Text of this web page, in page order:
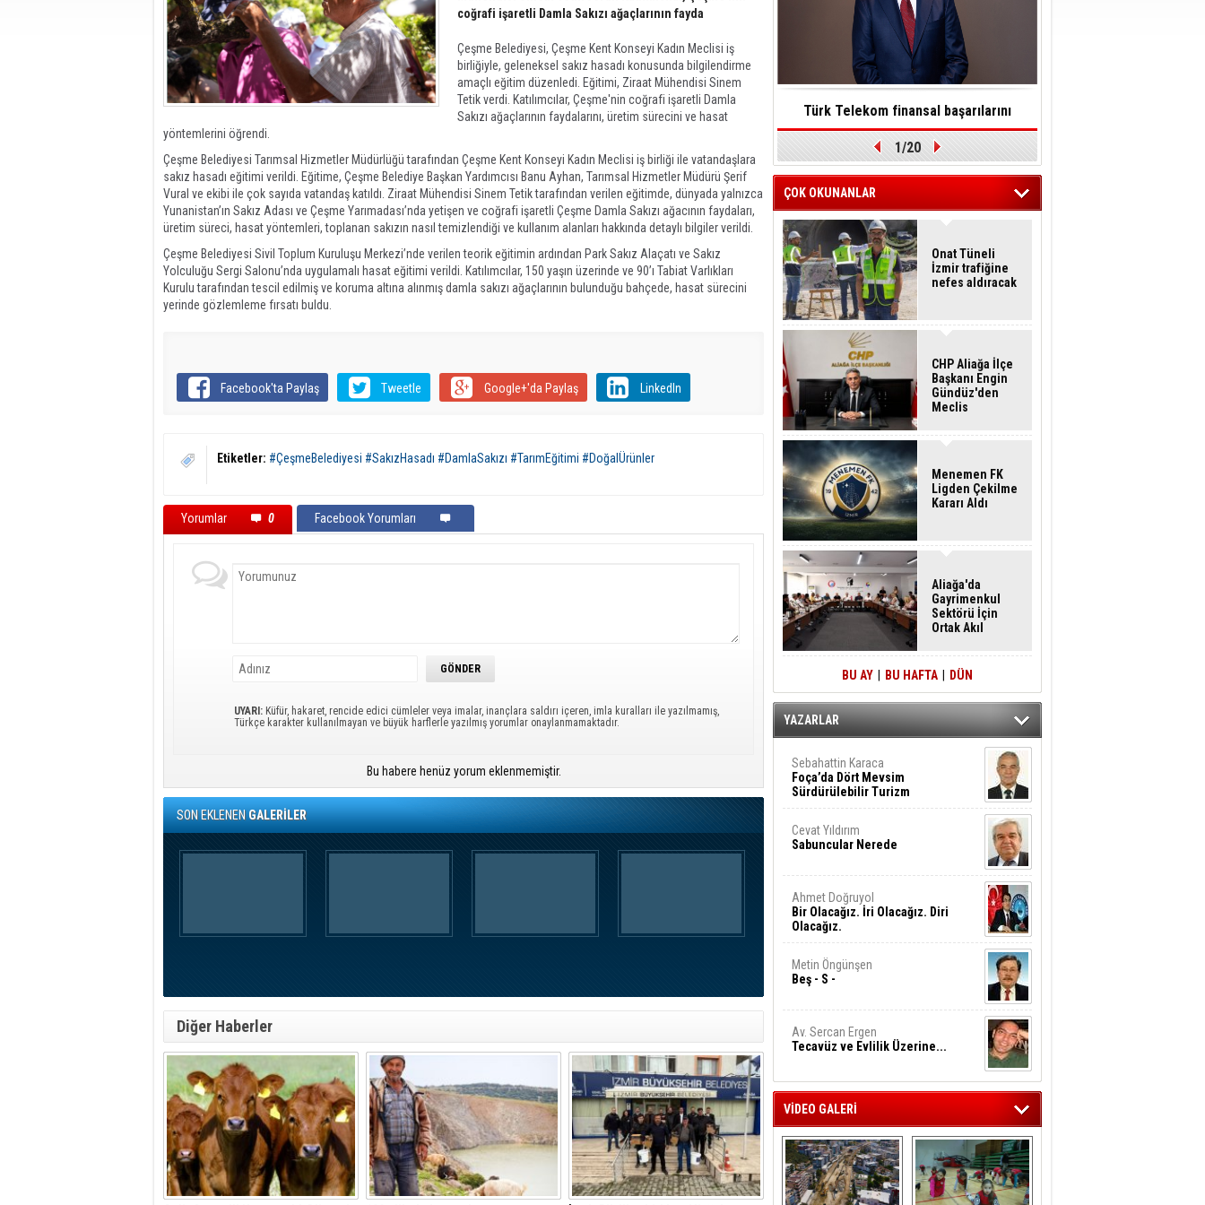
coğrafi işaretli Damla Sakızı ağaçlarının fayda
Çeşme Belediyesi, Çeşme Kent Konseyi Kadın Meclisi iş
birliğiyle, geleneksel sakız hasadı konusunda bilgilendirme
amaçlı eğitim düzenledi. Eğitimi, Ziraat Mühendisi Sinem
Tetik verdi. Katılımcılar, Çeşme'nin coğrafi işaretli Damla
Sakızı ağaçlarının faydalarını, üretim sürecini ve hasat
yöntemlerini öğrendi.
Çeşme Belediyesi Tarımsal Hizmetler Müdürlüğü tarafından Çeşme Kent Konseyi Kadın Meclisi iş birliği ile vatandaşlara
sakız hasadı eğitimi verildi. Eğitime, Çeşme Belediye Başkan Yardımcısı Banu Ayhan, Tarımsal Hizmetler Müdürü Şerif
Vural ve ekibi ile çok sayıda vatandaş katıldı. Ziraat Mühendisi Sinem Tetik tarafından verilen eğitimde, dünyada yalnızca
Yunanistan’ın Sakız Adası ve Çeşme Yarımadası’nda yetişen ve coğrafi işaretli Çeşme Damla Sakızı ağacının faydaları,
üretim süreci, hasat yöntemleri, toplanan sakızın nasıl temizlendiği ve kullanım alanları hakkında detaylı bilgiler verildi.
Çeşme Belediyesi Sivil Toplum Kuruluşu Merkezi’nde verilen teorik eğitimin ardından Park Sakız Alaçatı ve Sakız
Yolculuğu Sergi Salonu’nda uygulamalı hasat eğitimi verildi. Katılımcılar, 150 yaşın üzerinde ve 90’ı Tabiat Varlıkları
Kurulu tarafından tescil edilmiş ve koruma altına alınmış damla sakızı ağaçlarının bulunduğu bahçede, hasat sürecini
yerinde gözlemleme fırsatı buldu.
Facebook'ta Paylaş Tweetle Google+'da Paylaş LinkedIn
Etiketler: #ÇeşmeBelediyesi #SakızHasadı #DamlaSakızı #TarımEğitimi #DoğalÜrünler
Yorumlar 0 Facebook Yorumları
UYARI: Küfür, hakaret, rencide edici cümleler veya imalar, inançlara saldırı içeren, imla kuralları ile yazılmamış,
Türkçe karakter kullanılmayan ve büyük harflerle yazılmış yorumlar onaylanmamaktadır.
Bu habere henüz yorum eklenmemiştir.
SON EKLENENGALERİLER
Diğer Haberler
Türk Telekom finansal başarılarını
sürdürülebilirlik vizyonuyla taçlandırdı
1/20
ÇOK OKUNANLAR
Onat Tüneli
İzmir trafiğine
nefes aldıracak
CHP Aliağa İlçe
Başkanı Engin
Gündüz'den
Meclis
Çağrısı
Menemen FK
Ligden Çekilme
Kararı Aldı
Aliağa'da
Gayrimenkul
Sektörü İçin
Ortak Akıl
BU AY BU HAFTA DÜN
YAZARLAR
Sebahattin Karaca
Foça’da Dört Mevsim
Sürdürülebilir Turizm
Cevat Yıldırım
Sabuncular Nerede
Ahmet Doğruyol
Bir Olacağız. İri Olacağız. Diri
Olacağız.
Metin Öngünşen
Beş - S -
Av. Sercan Ergen
Tecavüz ve Evlilik Üzerine...
VİDEO GALERİ